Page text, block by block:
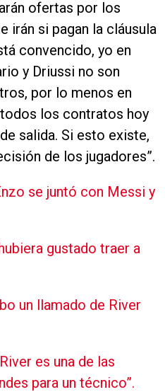
ofertas por los
irán si pagan la cláusula
convencido, yo en
y Driussi no son
por lo menos en
los contratos hoy
salida. Si esto existe,
de los jugadores”.
se juntó con Messi y
gustado traer a
un llamado de River
es una de las
para un técnico”.